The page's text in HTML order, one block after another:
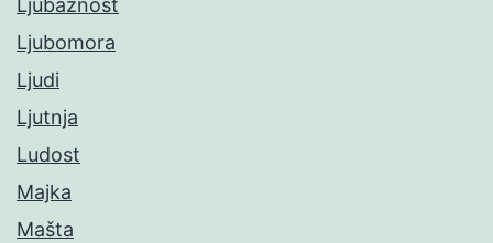
Ljubaznost
Ljubomora
Ljudi
Ljutnja
Ludost
Majka
Mašta